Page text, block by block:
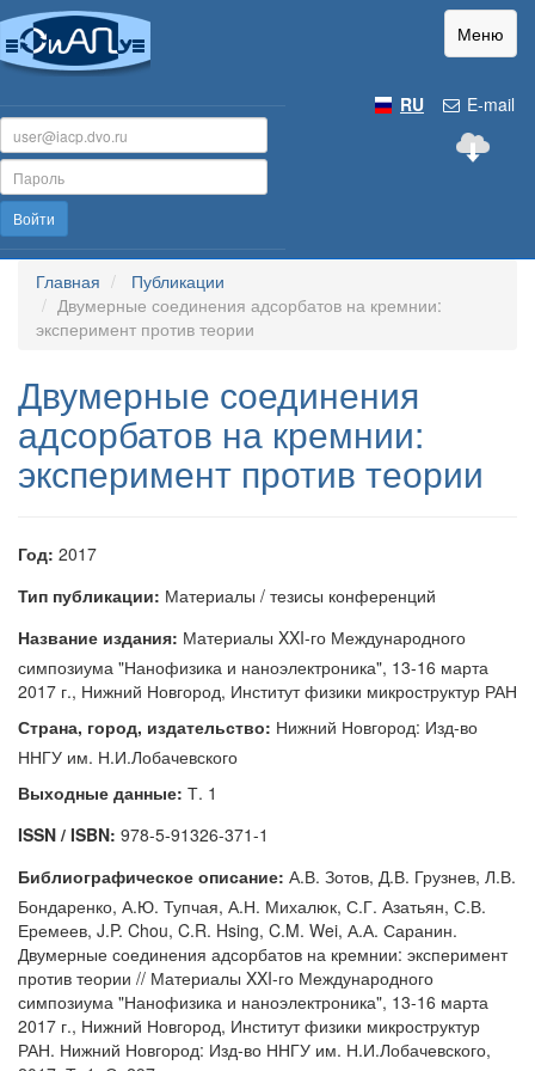
Меню
E-mail
RU
Войти
Главная
Публикации
Двумерные соединения адсорбатов на кремнии:
эксперимент против теории
Двумерные соединения
адсорбатов на кремнии:
эксперимент против теории
Год: 2017
Тип публикации: Материалы / тезисы конференций
Название издания: Материалы XXI-го Международного
симпозиума "Нанофизика и наноэлектроника", 13-16 марта
2017 г., Нижний Новгород, Институт физики микроструктур РАН
Страна, город, издательство: Нижний Новгород: Изд-во
ННГУ им. Н.И.Лобачевского
Выходные данные: Т. 1
ISSN / ISBN: 978-5-91326-371-1
Библиографическое описание: А.В. Зотов, Д.В. Грузнев, Л.В.
Бондаренко, А.Ю. Тупчая, А.Н. Михалюк, С.Г. Азатьян, С.В.
Еремеев, J.P. Chou, C.R. Hsing, C.M. Wei, А.А. Саранин.
Двумерные соединения адсорбатов на кремнии: эксперимент
против теории // Материалы XXI-го Международного
симпозиума "Нанофизика и наноэлектроника", 13-16 марта
2017 г., Нижний Новгород, Институт физики микроструктур
РАН. Нижний Новгород: Изд-во ННГУ им. Н.И.Лобачевского,